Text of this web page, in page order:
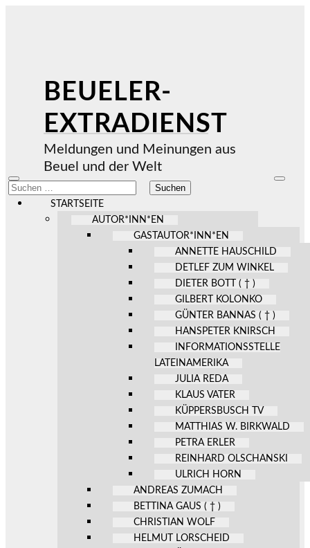
BEUELER-
EXTRADIENST
Meldungen und Meinungen aus
Beuel und der Welt
Mobile-
Menü
ein-/ausblenden
Suchen
nach:
STARTSEITE
AUTOR*INN*EN
GASTAUTOR*INN*EN
ANNETTE HAUSCHILD
DETLEF ZUM WINKEL
DIETER BOTT ( † )
GILBERT KOLONKO
GÜNTER BANNAS ( † )
HANSPETER KNIRSCH
INFORMATIONSSTELLE
LATEINAMERIKA
JULIA REDA
KLAUS VATER
KÜPPERSBUSCH TV
MATTHIAS W. BIRKWALD
PETRA ERLER
REINHARD OLSCHANSKI
ULRICH HORN
ANDREAS ZUMACH
BETTINA GAUS ( † )
CHRISTIAN WOLF
HELMUT LORSCHEID